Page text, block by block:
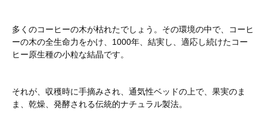
多くのコーヒーの木が枯れたでしょう。その環境の中で、コーヒ
ーの木の全生命力をかけ、1000年、結実し、適応し続けたコー
ヒー原生種の小粒な結晶です。
それが、収穫時に手摘みされ、通気性ベッドの上で、果実のま
ま、乾燥、発酵される伝統的ナチュラル製法。